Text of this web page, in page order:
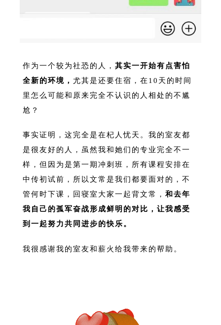
作为一个较为社恐的人， 其实一开始有点害怕
全新的环境， 尤其是还要住宿，在10天的时间
里怎么可能和原来完全不认识的人相处的不尴
尬？
事实证明，这完全是在杞人忧天。我的室友都
是很友好的人，虽然我和她们的专业完全不一
样，但因为是第一期冲刺班，所有课程安排在
中传初试前，所以文常是我们都要面对的，不
管何时下课，回寝室大家一起背文常， 和去年
我自己的孤军奋战形成鲜明的对比，让我感受
到一起努力共同进步的快乐。
我很感谢我的室友和薪火给我带来的帮助。